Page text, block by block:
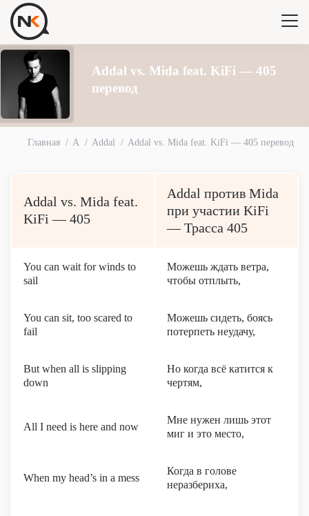
Addal vs. Mida feat. KiFi — 405
перевод
Главная A Addal Addal vs. Mida feat. KiFi — 405 перевод
Addal vs. Mida feat.
KiFi — 405
Addal против Mida
при участии KiFi
— Трасса 405
You can wait for winds to
sail
Можешь ждать ветра,
чтобы отплыть,
You can sit, too scared to
fail
Можешь сидеть, боясь
потерпеть неудачу,
But when all is slipping
down
Но когда всё катится к
чертям,
All I need is here and now
Мне нужен лишь этот
миг и это место,
When my head’s in a mess
Когда в голове
неразбериха,